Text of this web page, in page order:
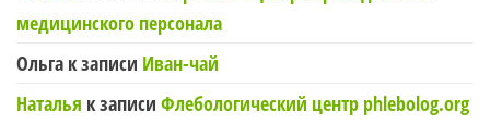
медицинского персонала
Ольга к записи Иван-чай
Наталья к записи Флебологический центр phlebolog.org